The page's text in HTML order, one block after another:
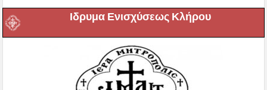
Ιδρυμα Ενισχύσεως Κλήρου